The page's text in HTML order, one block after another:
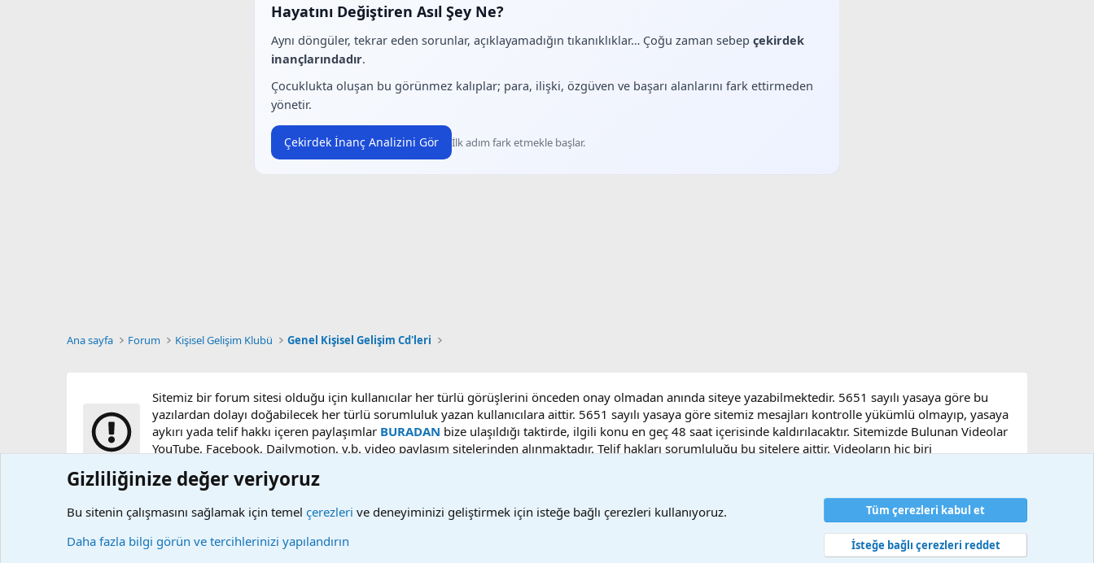
Hayatını Değiştiren Asıl Şey Ne?
Aynı döngüler, tekrar eden sorunlar, açıklayamadığın tıkanıklıklar… Çoğu zaman sebep çekirdek
inançlarındadır.
Çocuklukta oluşan bu görünmez kalıplar; para, ilişki, özgüven ve başarı alanlarını fark ettirmeden
yönetir.
Çekirdek İnanç Analizini Gör İlk adım fark etmekle başlar.
Ana sayfa Forum Kişisel Gelişim Klubü Genel Kişisel Gelişim Cd'leri
Sitemiz bir forum sitesi olduğu için kullanıcılar her türlü görüşlerini önceden onay olmadan anında siteye yazabilmektedir. 5651 sayılı yasaya göre bu
yazılardan dolayı doğabilecek her türlü sorumluluk yazan kullanıcılara aittir. 5651 sayılı yasaya göre sitemiz mesajları kontrolle yükümlü olmayıp, yasaya
aykırı yada telif hakkı içeren paylaşımlar BURADAN bize ulaşıldığı taktirde, ilgili konu en geç 48 saat içerisinde kaldırılacaktır. Sitemizde Bulunan Videolar
YouTube, Facebook, Dailymotion, v.b. video paylaşım sitelerinden alınmaktadır. Telif hakları sorumluluğu bu sitelere aittir. Videoların hiç biri
Çerezler Bize ulaşın Şartlar ve kurallar Gizlilik politikası Yardım Ana sayfa
Gizliliğinize değer veriyoruz
Bu sitenin çalışmasını sağlamak için temel çerezleri ve deneyiminizi geliştirmek için isteğe bağlı çerezleri kullanıyoruz.
Daha fazla bilgi görün ve tercihlerinizi yapılandırın
Tüm çerezleri kabul et
İsteğe bağlı çerezleri reddet